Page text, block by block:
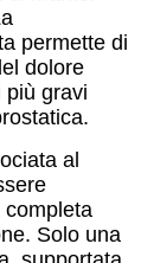
permette di
dolore
più gravi
al
completa
Solo una